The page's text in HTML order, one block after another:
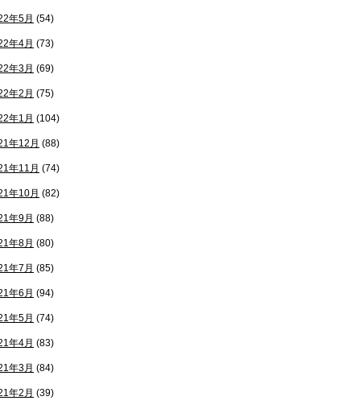
年5月 (54)
年4月 (73)
年3月 (69)
年2月 (75)
年1月 (104)
年12月 (88)
年11月 (74)
年10月 (82)
年9月 (88)
年8月 (80)
年7月 (85)
年6月 (94)
年5月 (74)
年4月 (83)
年3月 (84)
年2月 (39)